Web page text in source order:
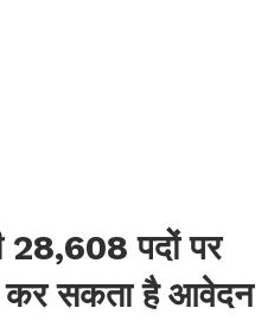
28,608 पदों पर
कर सकता है आवेदन